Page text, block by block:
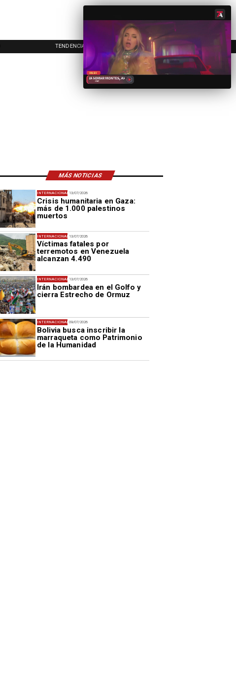
TENDENCIAS EVENTOS
MÁS NOTICIAS
13/07/2026
Crisis humanitaria en Gaza:
más de 1.000 palestinos
muertos
INTERNACIONAL
13/07/2026
Víctimas fatales por
terremotos en Venezuela
alcanzan 4.490
INTERNACIONAL
13/07/2026
Irán bombardea en el Golfo y
cierra Estrecho de Ormuz
INTERNACIONAL
09/07/2026
Bolivia busca inscribir la
marraqueta como Patrimonio
de la Humanidad
INTERNACIONAL